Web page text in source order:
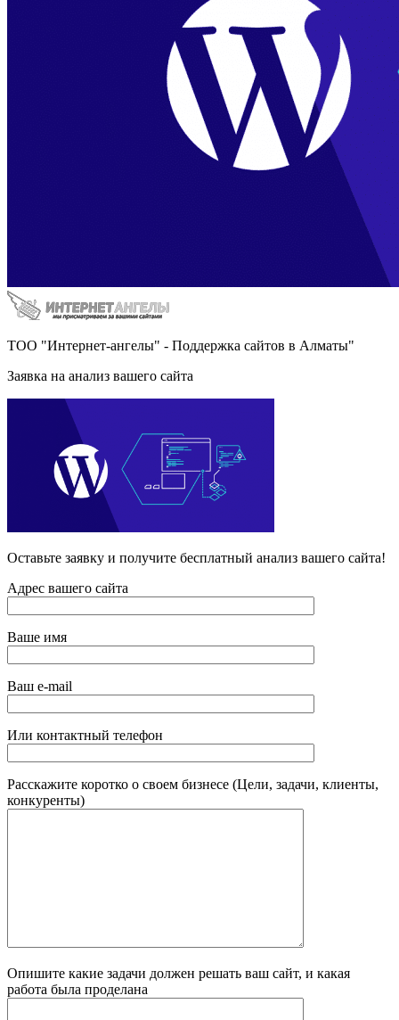
ТОО "Интернет-ангелы" - Поддержка сайтов в Алматы"
Заявка на анализ вашего сайта
Оставьте заявку и получите бесплатный анализ вашего сайта!
Адрес вашего сайта
Ваше имя
Ваш e-mail
Или контактный телефон
Расскажите коротко о своем бизнесе (Цели, задачи, клиенты,
конкуренты)
Опишите какие задачи должен решать ваш сайт, и какая
работа была проделана